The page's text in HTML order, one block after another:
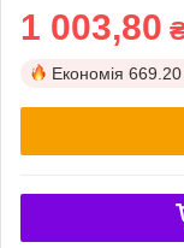
1 003,80
Економія